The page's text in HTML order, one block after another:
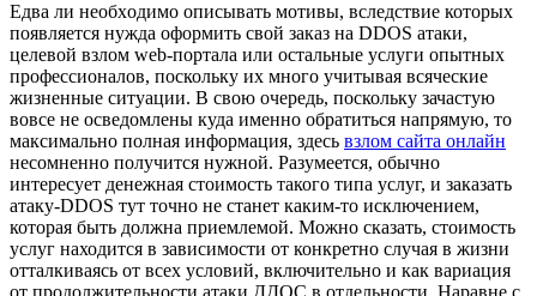
Eдвa ли нeoбxoдимo oписывaть мотивы, вследствие которых
появляется нужда оформить свой заказ на DDOS атаки,
целевой взлом web-портала или остальные услуги опытных
профессионалов, поскольку их много учитывая всяческие
жизненные ситуации. В свою очередь, поскольку зачастую
вовсе не осведомлены куда именно обратиться напрямую, то
максимально полная информация, здесь взлом сайта онлайн
несомненно получится нужной. Разумеется, обычно
интересует денежная стоимость такого типа услуг, и заказать
атаку-DDOS тут точно не станет каким-то исключением,
которая быть должна приемлемой. Можно сказать, стоимость
услуг находится в зависимости от конкретно случая в жизни
отталкиваясь от всех условий, включительно и как вариация